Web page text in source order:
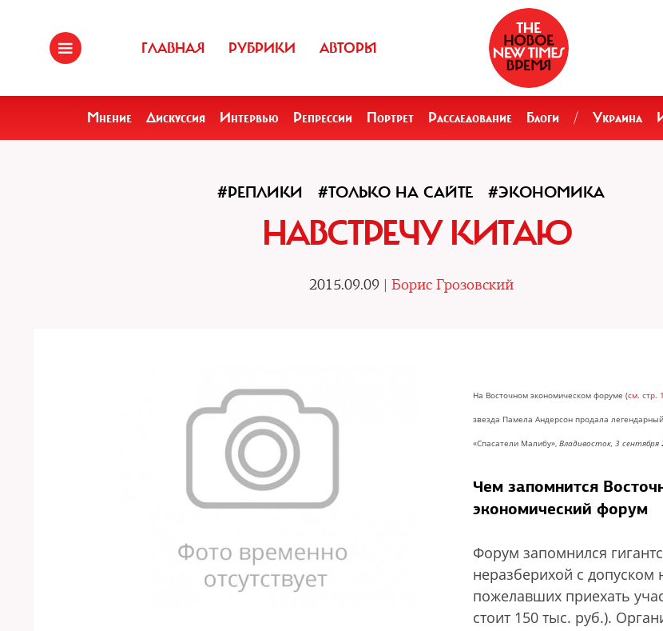
ГЛАВНАЯ РУБРИКИ АВТОРЫ
Мнение Дискуссия Интервью Репрессии Портрет Расследование Блоги / Украина
#РЕПЛИКИ #ТОЛЬКО НА САЙТЕ #ЭКОНОМИКА
НАВСТРЕЧУ КИТАЮ
2015.09.09 | Борис Грозовский
На Восточном экономическом форуме (см. стр.
звезда Памела Андерсон продала
«Спасатели Малибу», Владивосток, 3 сентября
Чем запомнится
экономический форум
Форум запомнился
неразберихой с допуском
пожелавших приехать
стоит 150 тыс. руб.).